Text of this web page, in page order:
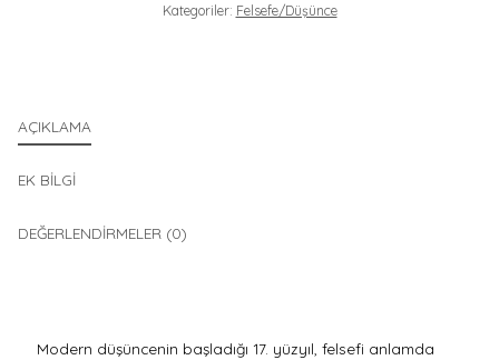
Kategoriler: Felsefe/Düşünce
AÇIKLAMA
EK BILGI
DEĞERLENDIRMELER (0)
Modern düşüncenin başladığı 17. yüzyıl, felsefi anlamda